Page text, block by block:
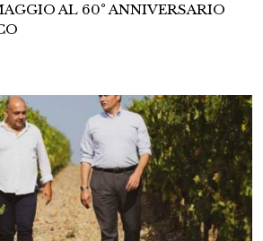
AL 60° ANNIVERSARIO